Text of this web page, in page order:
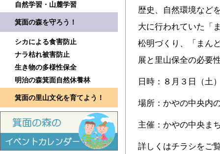
自然学習・山麓学習
箕面の森を守ろう！
シカによる食害防止
ナラ枯れ被害防止
生き物の多様性保全
明治の森箕面自然休養林
箕面の里山文化を育てよう！
歴史、自然環境など
大に行われていた「
松明づくり、「まん
展と里山保全の必要
日時：８月３日（土
場所：かやの中央内
主催：かやの中央ま
詳しくはチラシをご